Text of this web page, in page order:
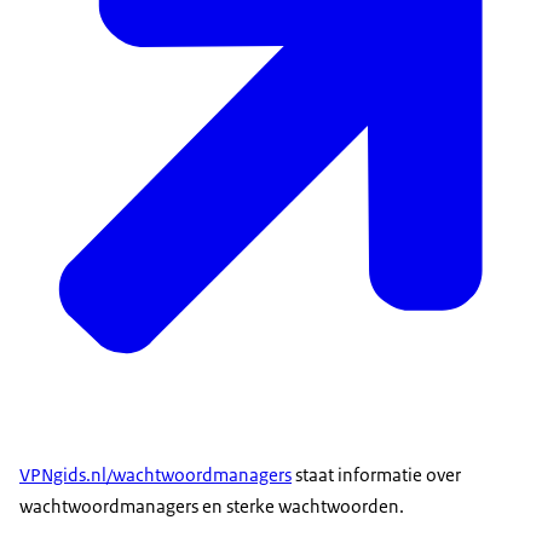
VPNgids.nl/wachtwoordmanagersstaat informatie over
wachtwoordmanagers en sterke wachtwoorden.